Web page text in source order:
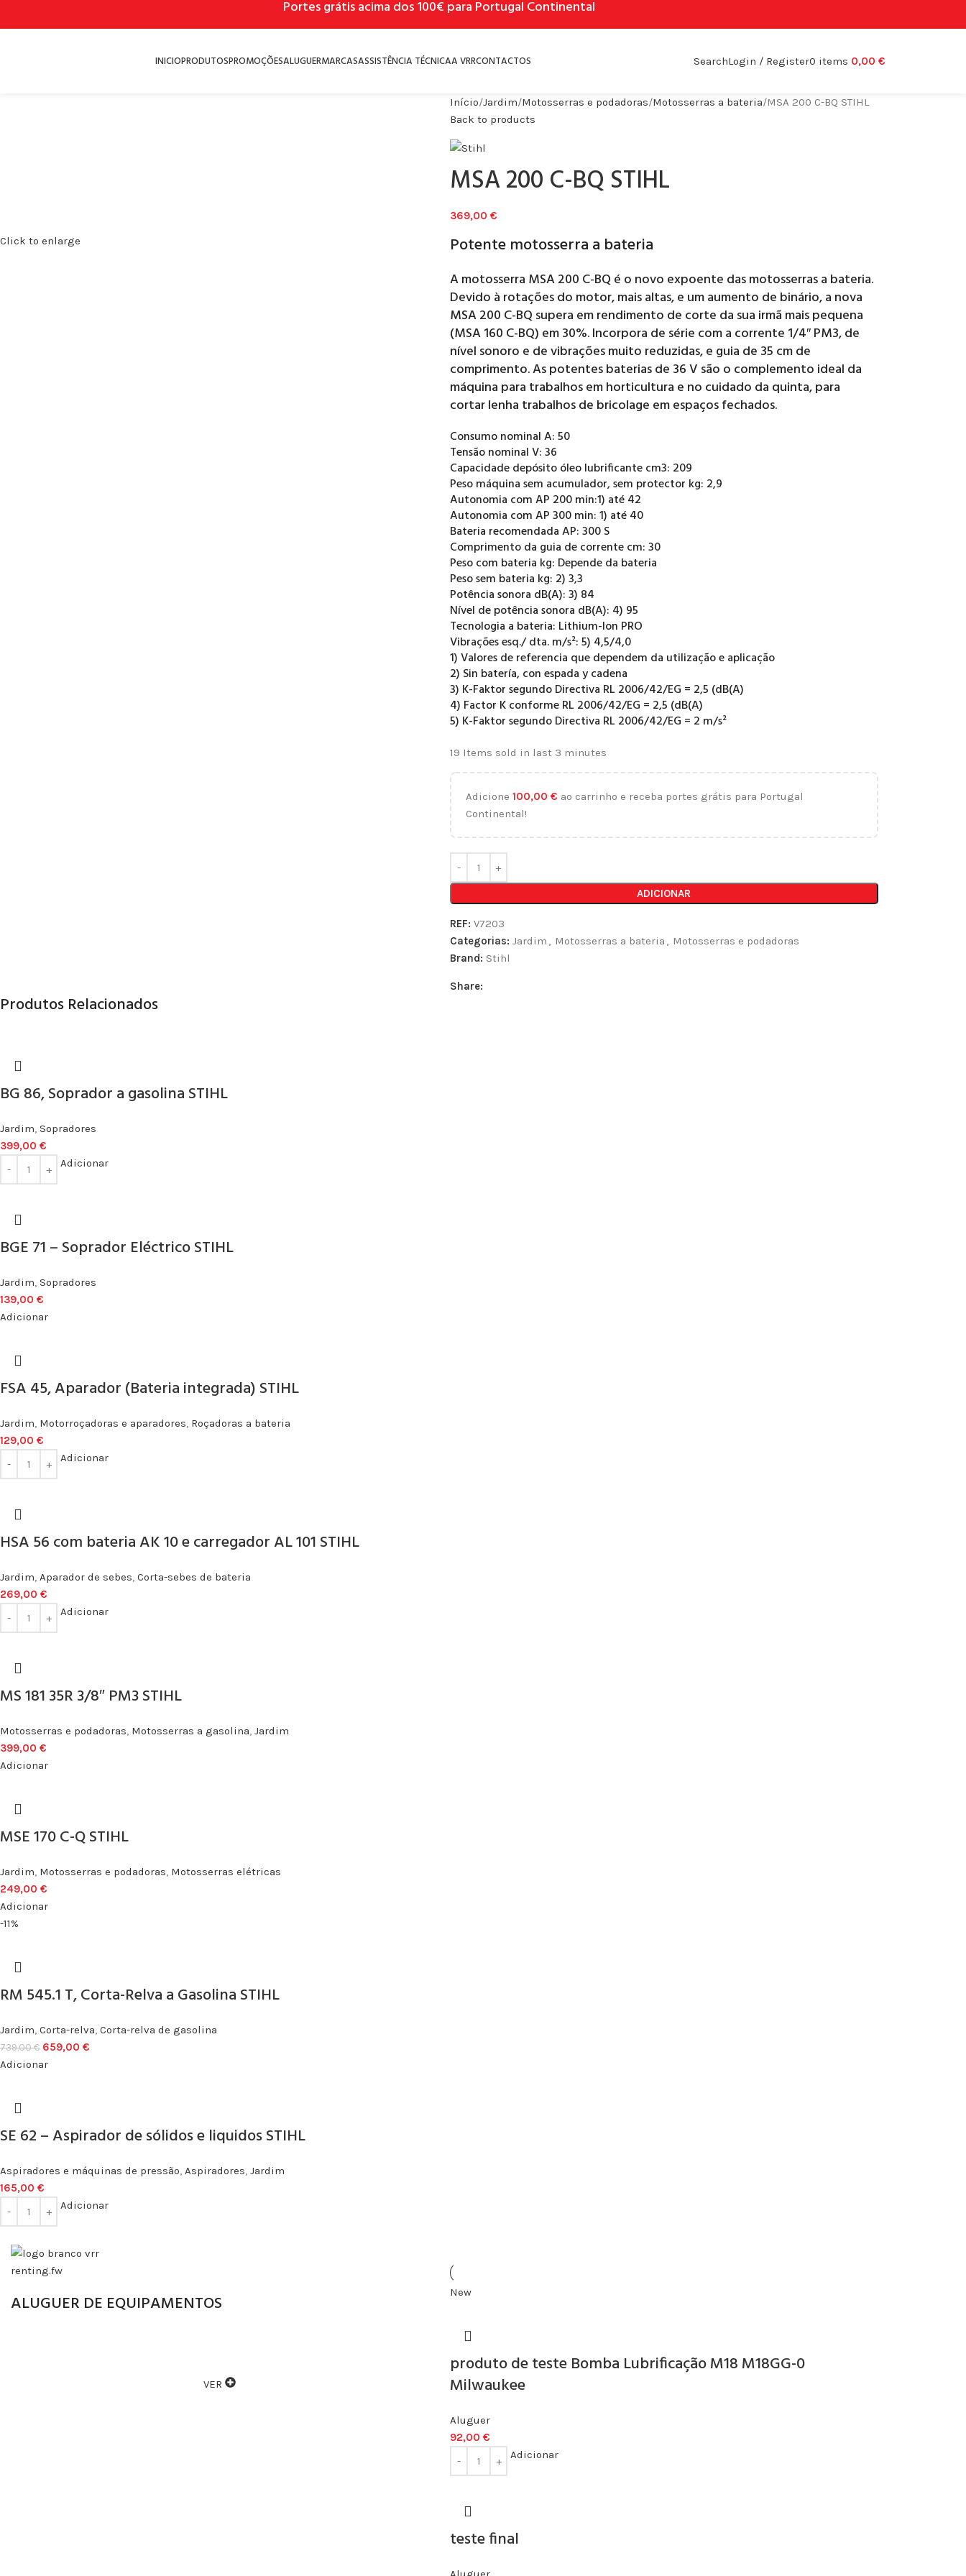
Portes grátis acima dos 100€ para Portugal Continental
INICIOPRODUTOSPROMOÇÕESALUGUERMARCASASSISTÊNCIA TÉCNICAA VRRCONTACTOS SearchLogin / Register0 items 0,00 €
Click to enlarge
Início Jardim Motosserras e podadoras Motosserras a bateria MSA 200 C-BQ STIHL
Back to products
MSA 200 C-BQ STIHL
369,00 €
Potente motosserra a bateria
A motosserra MSA 200 C-BQ é o novo expoente das motosserras a bateria.
Devido à rotações do motor, mais altas, e um aumento de binário, a nova
MSA 200 C-BQ supera em rendimento de corte da sua irmã mais pequena
(MSA 160 C-BQ) em 30%. Incorpora de série com a corrente 1/4″ PM3, de
nível sonoro e de vibrações muito reduzidas, e guia de 35 cm de
comprimento. As potentes baterias de 36 V são o complemento ideal da
máquina para trabalhos em horticultura e no cuidado da quinta, para
cortar lenha trabalhos de bricolage em espaços fechados.
Consumo nominal A: 50
Tensão nominal V: 36
Capacidade depósito óleo lubrificante cm3: 209
Peso máquina sem acumulador, sem protector kg: 2,9
Autonomia com AP 200 min:1) até 42
Autonomia com AP 300 min: 1) até 40
Bateria recomendada AP: 300 S
Comprimento da guia de corrente cm: 30
Peso com bateria kg: Depende da bateria
Peso sem bateria kg: 2) 3,3
Potência sonora dB(A): 3) 84
Nível de potência sonora dB(A): 4) 95
Tecnologia a bateria: Lithium-Ion PRO
Vibrações esq./ dta. m/s²: 5) 4,5/4,0
1) Valores de referencia que dependem da utilização e aplicação
2) Sin batería, con espada y cadena
3) K-Faktor segundo Directiva RL 2006/42/EG = 2,5 (dB(A)
4) Factor K conforme RL 2006/42/EG = 2,5 (dB(A)
5) K-Faktor segundo Directiva RL 2006/42/EG = 2 m/s²
19 Items sold in last 3 minutes
Adicione 100,00 € ao carrinho e receba portes grátis para Portugal
Continental!
ADICIONAR
REF: V7203
Categorias: Jardim , Motosserras a bateria , Motosserras e podadoras
Brand: Stihl
Share:
Produtos Relacionados
BG 86, Soprador a gasolina STIHL
Jardim, Sopradores
399,00 €
Adicionar
BGE 71 – Soprador Eléctrico STIHL
Jardim, Sopradores
139,00 €
Adicionar
FSA 45, Aparador (Bateria integrada) STIHL
Jardim, Motorroçadoras e aparadores, Roçadoras a bateria
129,00 €
Adicionar
HSA 56 com bateria AK 10 e carregador AL 101 STIHL
Jardim, Aparador de sebes, Corta-sebes de bateria
269,00 €
Adicionar
MS 181 35R 3/8″ PM3 STIHL
Motosserras e podadoras, Motosserras a gasolina, Jardim
399,00 €
Adicionar
MSE 170 C-Q STIHL
Jardim, Motosserras e podadoras, Motosserras elétricas
249,00 €
Adicionar
-11%
RM 545.1 T, Corta-Relva a Gasolina STIHL
Jardim, Corta-relva, Corta-relva de gasolina
739,00€ 659,00 €
Adicionar
SE 62 – Aspirador de sólidos e liquidos STIHL
Aspiradores e máquinas de pressão, Aspiradores, Jardim
165,00 €
Adicionar
ALUGUER DE EQUIPAMENTOS
VER
New
produto de teste Bomba Lubrificação M18 M18GG-0
Milwaukee
Aluguer
92,00 €
Adicionar
teste final